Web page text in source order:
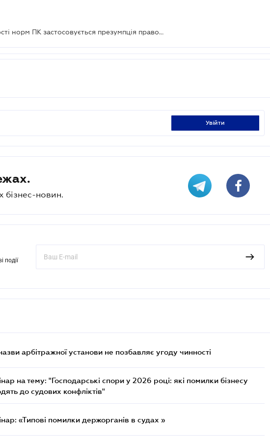
При неоднозначності норм ПК застосовується презумпція правомірності рішень платника
увійти
бізнес-новин.
події
арбітражної установи не позбавляє угоду чинності
на тему: "Господарські спори у 2026 році: які помилки бізнесу
до судових конфліктів"
«Типові помилки держорганів в судах »